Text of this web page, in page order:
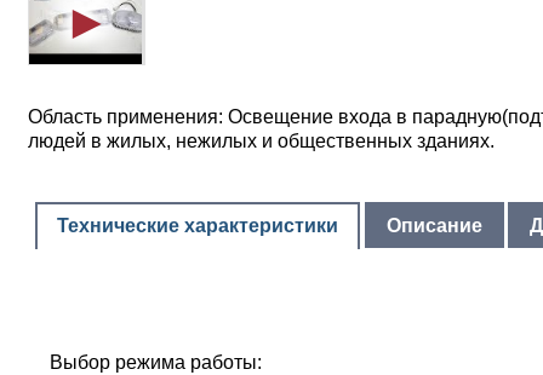
Область применения: Освещение входа в
людей в жилых, нежилых и общественных зданиях.
Технические характеристики Описание
Выбор режима работы: